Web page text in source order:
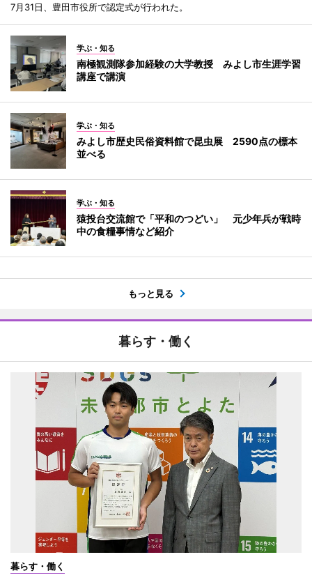
7月31日、豊田市役所で認定式が行われた。
学ぶ・知る
南極観測隊参加経験の大学教授 みよし市生涯学習
講座で講演
学ぶ・知る
みよし市歴史民俗資料館で昆虫展 2590点の標本
並べる
学ぶ・知る
猿投台交流館で「平和のつどい」 元少年兵が戦時
中の食糧事情など紹介
もっと見る
暮らす・働く
暮らす・働く